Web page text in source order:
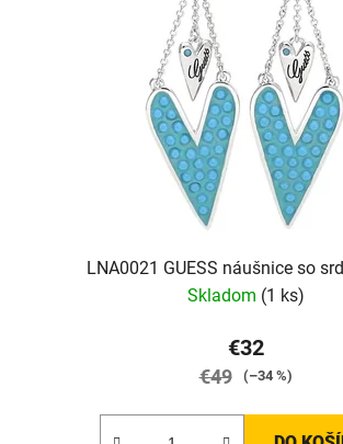
LNA0021 GUESS náušnice so
Skladom (1 ks)
€32
€49 (–34 %)